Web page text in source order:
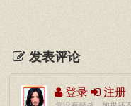
发表评论
登录 注册